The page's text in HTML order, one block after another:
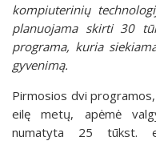
kompiuterinių
planuojama skirti 30
programa, kuria
gyvenimą.
Pirmosios dvi
eilę metų, apėmė
numatyta 25 tūkst.